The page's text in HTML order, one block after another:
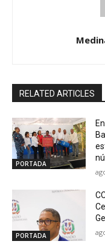
RELATED ARTICLES
PORTADA
PORTADA